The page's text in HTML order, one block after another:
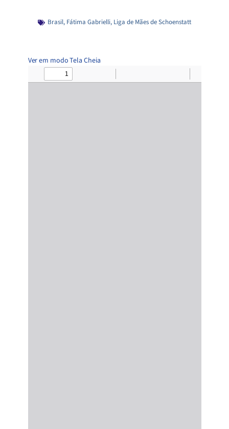
Brasil, Fátima Gabrielli, Liga de Mães de Schoenstatt
Ver em modo Tela Cheia